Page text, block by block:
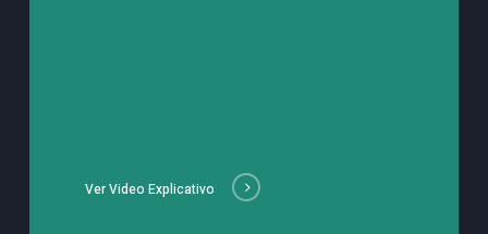
Ver Video Explicativo